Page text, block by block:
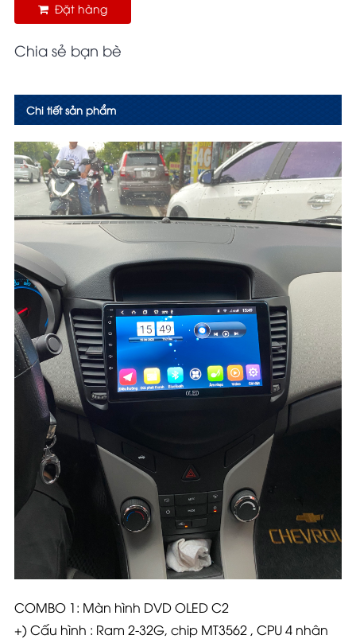
Đặt hàng
Chia sẻ bạn bè
Chi tiết sản phẩm
COMBO 1: Màn hình DVD OLED C2
+) Cấu hình : Ram 2-32G, chip MT3562 , CPU 4 nhân